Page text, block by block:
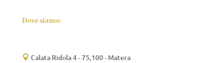
Dove siamo:
 Calata Ridola 4 - 75,100 - Matera